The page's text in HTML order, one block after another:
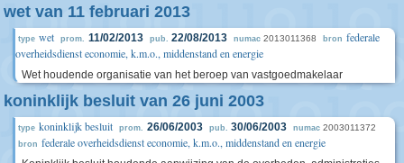
wet van 11 februari 2013
type wet prom. 11/02/2013 pub. 22/08/2013 numac 2013011368 bron federale
overheidsdienst economie, k.m.o., middenstand en energie
Wet houdende organisatie van het beroep van vastgoedmakelaar
koninklijk besluit van 26 juni 2003
type koninklijk besluit prom. 26/06/2003 pub. 30/06/2003 numac 2003011372
bron federale overheidsdienst economie, k.m.o., middenstand en energie